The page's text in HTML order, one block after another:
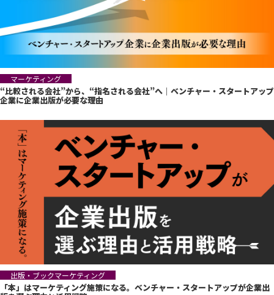
マーケティング
“比較される会社”から、“指名される会社”へ｜ベンチャー・スタートアップ
企業に企業出版が必要な理由
出版・ブックマーケティング
「本」はマーケティング施策になる。ベンチャー・スタートアップが企業出